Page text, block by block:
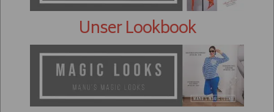
Unser Lookbook